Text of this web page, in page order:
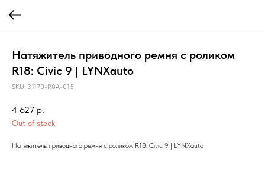
Натяжитель приводного ремня с роликом
R18: Civic 9 | LYNXauto
SKU: 31170-R0A-015
4 627 р.
Out of stock
Натяжитель приводного ремня с роликом R18: Civic 9 | LYNXauto